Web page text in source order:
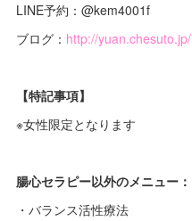
LINE予約：@kem4001f
ブログ： http://yuan.chesuto.jp/
【特記事項】
※女性限定となります
腸心セラピー以外のメニュー：
・バランス活性療法